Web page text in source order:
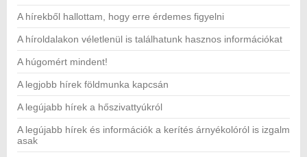
A hírekből hallottam, hogy erre érdemes figyelni
A híroldalakon véletlenül is találhatunk hasznos információkat
A húgomért mindent!
A legjobb hírek földmunka kapcsán
A legújabb hírek a hőszivattyúkról
A legújabb hírek és információk a kerítés árnyékolóról is izgalm
asak